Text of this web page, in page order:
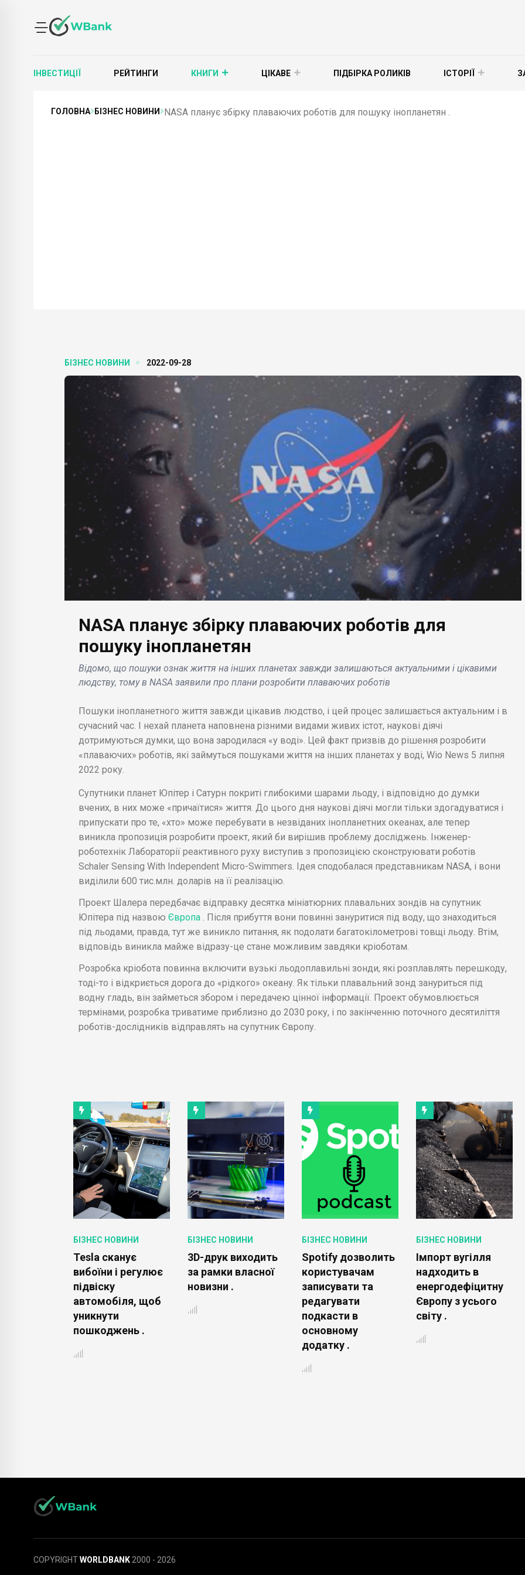
ІНВЕСТИЦІЇ РЕЙТИНГИ КНИГИ ЦІКАВЕ ПІДБІРКА РОЛИКІВ ІСТОРІЇ
ГОЛОВНА БІЗНЕС НОВИНИ NASA планує збірку плаваючих роботів для пошуку інопланетян .
БІЗНЕС НОВИНИ 2022-09-28
NASA планує збірку плаваючих роботів для
пошуку інопланетян
Відомо, що пошуки ознак життя на інших планетах завжди залишаються актуальними і цікавими
людству, тому в NASA заявили про плани розробити плаваючих роботів
Пошуки інопланетного життя завжди цікавив людство, і цей процес залишається актуальним і в
сучасний час. І нехай планета наповнена різними видами живих істот, наукові діячі
дотримуються думки, що вона зародилася «у воді». Цей факт призвів до рішення розробити
«плаваючих» роботів, які займуться пошуками життя на інших планетах у воді, Wio News 5 липня
2022 року.
Супутники планет Юпітер і Сатурн покриті глибокими шарами льоду, і відповідно до думки
вчених, в них може «причаїтися» життя. До цього дня наукові діячі могли тільки здогадуватися і
припускати про те, «хто» може перебувати в незвіданих інопланетних океанах, але тепер
виникла пропозиція розробити проект, який би вирішив проблему досліджень. Інженер-
роботехнік Лабораторії реактивного руху виступив з пропозицією сконструювати роботів
Schaler Sensing With Independent Micro-Swimmers. Ідея сподобалася представникам NASA, і вони
виділили 600 тис.млн. доларів на її реалізацію.
Проект Шалера передбачає відправку десятка мініатюрних плавальних зондів на супутник
Юпітера під назвою Європа
. Після прибуття вони повинні зануритися під воду, що знаходиться
під льодами, правда, тут же виникло питання, як подолати багатокілометрові товщі льоду. Втім,
відповідь виникла майже відразу-це стане можливим завдяки кріоботам.
Розробка кріобота повинна включити вузькі льодоплавильні зонди, які розплавлять перешкоду,
тоді-то і відкриється дорога до «рідкого» океану. Як тільки плавальний зонд зануриться під
водну гладь, він займеться збором і передачею цінної інформації. Проект обумовлюється
термінами, розробка триватиме приблизно до 2030 року, і по закінченню поточного десятиліття
роботів-дослідників відправлять на супутник Європу.
БІЗНЕС НОВИНИ
Tesla сканує
вибоїни і регулює
підвіску
автомобіля, щоб
уникнути
пошкоджень .
БІЗНЕС НОВИНИ
3D-друк виходить
за рамки власної
новизни .
БІЗНЕС НОВИНИ
Spotify дозволить
користувачам
записувати та
редагувати
подкасти в
основному
додатку .
БІЗНЕС НОВИНИ
Імпорт вугілля
надходить в
енергодефіцитну
Європу з усього
світу .
БІЗНЕС НОВИНИ
Acura Integra Type S:
огляд нового
автомобіля .
БІЗНЕС НОВИНИ
Виявлені нові докази
зв'язку шкідливого ПЗ
Raspberry Robin з
троянською програмою
хакерами Evil Corp. .
БІЗНЕС НОВИНИ
більш ніж на 50% з
Що відбувається? .
COPYRIGHTWORLDBANK2000 - 2026